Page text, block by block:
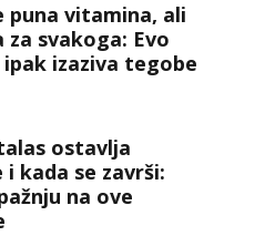
puna vitamina, ali
za svakoga: Evo
izaziva tegobe
ostavlja
i kada se završi:
na ove